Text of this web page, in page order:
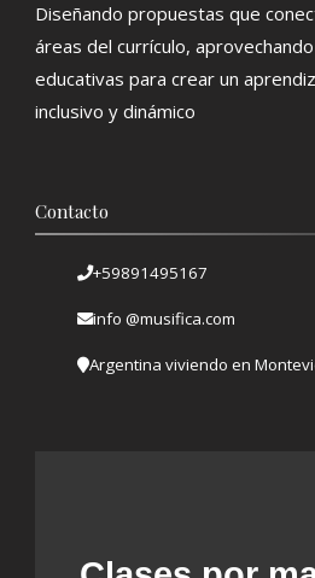
Diseñando propuestas que
áreas del currículo,
educativas para crear un
inclusivo y dinámico
Contacto
+59891495167
info @musifica.com
Argentina viviendo en